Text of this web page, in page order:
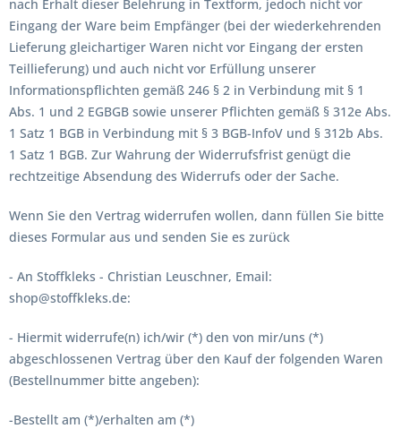
nach Erhalt dieser Belehrung in Textform, jedoch nicht vor
Eingang der Ware beim Empfänger (bei der wiederkehrenden
Lieferung gleichartiger Waren nicht vor Eingang der ersten
Teillieferung) und auch nicht vor Erfüllung unserer
Informationspflichten gemäß 246 § 2 in Verbindung mit § 1
Abs. 1 und 2 EGBGB sowie unserer Pflichten gemäß § 312e Abs.
1 Satz 1 BGB in Verbindung mit § 3 BGB-InfoV und § 312b Abs.
1 Satz 1 BGB. Zur Wahrung der Widerrufsfrist genügt die
rechtzeitige Absendung des Widerrufs oder der Sache.
Wenn Sie den Vertrag widerrufen wollen, dann füllen Sie bitte
dieses Formular aus und senden Sie es zurück
- An Stoffkleks - Christian Leuschner, Email:
shop@stoffkleks.de:
- Hiermit widerrufe(n) ich/wir (*) den von mir/uns (*)
abgeschlossenen Vertrag über den Kauf der folgenden Waren
(Bestellnummer bitte angeben):
-Bestellt am (*)/erhalten am (*)